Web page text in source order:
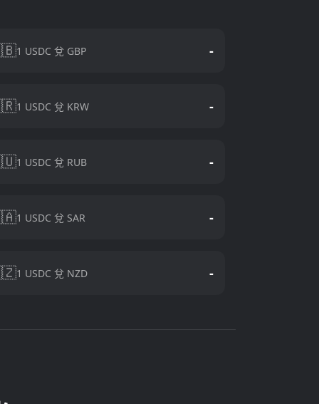
1 USDC 兌 GBP -
1 USDC 兌 KRW -
1 USDC 兌 RUB -
1 USDC 兌 SAR -
1 USDC 兌 NZD -